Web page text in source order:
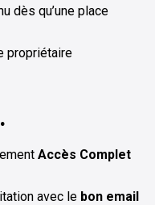
dès qu’une place
propriétaire
Accès Complet
avec le bon email